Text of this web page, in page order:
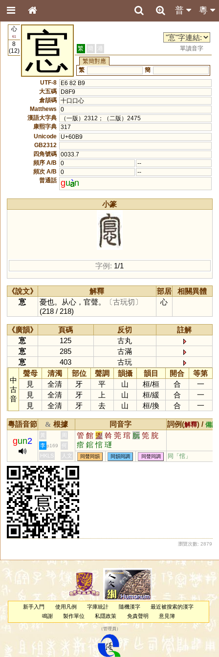
粵
普
心
61
8
(12)
悹 繁 簡 港
單讀音字
繁簡對應
繁
簡
UTF-8
E6 82 B9
大五碼
D8F9
倉頡碼 十口口心
Matthews
0
漢語大字典
（一版）2312；（二版）2475
康熙字典 317
Unicode
U+60B9
GB2312
四角號碼 0033.7
頻序 A/B
0
--
頻次 A/B
0
--
普通話 gu n
小篆
字例: 1/1
《說文》 解釋 部居
相關異體
悹
憂也。从心，官聲。
〔古玩切〕
(218 / 218)
心
《廣韻》 頁碼 反切
註解
悹
125
古丸
悹
285
古滿
悹
403 古玩
中
古
音
聲母 清濁 部位 聲調 韻攝 韻目 開合
等第
見
全清 牙 平 山 桓/桓 合
一
見
全清 牙 上 山 桓/緩 合
一
見
全清 牙 去 山 桓/換 合 一
粵語音節 & 根據 同音字 詞例(解釋) / 備註
gun2
黃 周 管 館 盥 斡 莞 琯 朊 筦 脘
痯 錧 悺 璭
李 p169
何
HKLS
人文 同聲同韻 同韻同調 同聲同調 同「悺 」
瀏覽次數: 2879
新手入門 使用凡例 字庫統計 隨機漢字
最近被搜索的漢字
鳴謝
製作單位 私隱政策 免責聲明 意見簿
（管理員 ）